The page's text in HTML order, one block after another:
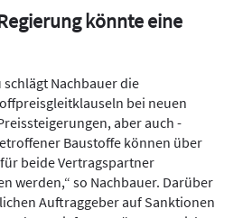
könnte eine
Nachbauer die
bei neuen
aber auch -
Baustoffe können über
beide Vertragspartner
werden,“ so Nachbauer. Darüber
Auftraggeber auf Sanktionen